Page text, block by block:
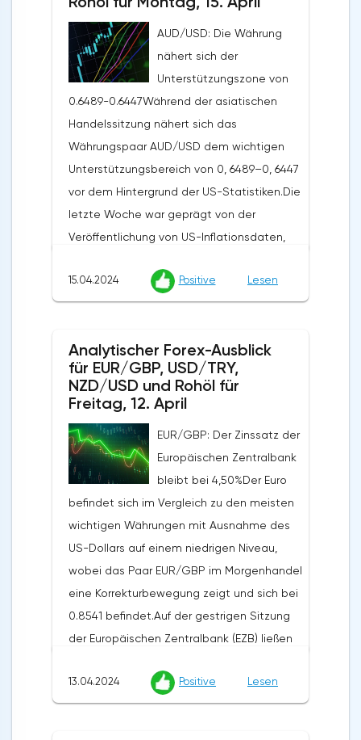
AUD/USD: Die Währung
nähert sich der
Unterstützungszone von
0.6489-0.6447Während der asiatischen
Handelssitzung nähert sich das
Währungspaar AUD/USD dem wichtigen
Unterstützungsbereich von 0, 6489–0, 6447
vor dem Hintergrund der US-Statistiken.Die
letzte Woche war geprägt von der
Veröffentlichung von US-Inflationsdaten,
dem Markt beitrugen. Der US-
Verbraucherpreisindex stieg im März
Erwartungen der Analysten von 0,3% und
der jährliche Index lag bei 3,5%, ebenfalls
über den prognostizierten 3,4%. Der
Vorjahr um 2,1% von den vorherigen 1,6%,
obwohl Analysten einen Anstieg auf 2,2%
erwartet hatten, während der monatliche
Index von 0,6% auf 0,2% zurückging und die
Prognosen von 0,3% übertraf. Die zugrunde
liegende Inflationsrate stieg von 2,1% auf
2,4%, während die Prognose bei 2,3% lag.
Diese Daten verstärkten die Zweifel an der
Bereitschaft der Federal Reserve, den
Zinssatz bereits im Juni um 25 Basispunkte
zeigte ebenfalls schwache Ergebnisse: Die
15.04.2024 Positive Lesen
Analytischer Forex-Ausblick
für EUR/GBP, USD/TRY,
NZD/USD und Rohöl für
Freitag, 12. April
EUR/GBP: Der Zinssatz der
Europäischen Zentralbank
bleibt bei 4,50%Der Euro
befindet sich im Vergleich zu den meisten
wichtigen Währungen mit Ausnahme des
US-Dollars auf einem niedrigen Niveau,
wobei das Paar EUR/GBP im Morgenhandel
eine Korrekturbewegung zeigt und sich bei
0.8541 befindet.Auf der gestrigen Sitzung
der Europäischen Zentralbank (EZB) ließen
unverändert (Leitzins 4,50%, Marginsatz
4,75%, Einlagensatz 4,00%) und äußerten
13.04.2024 Positive Lesen